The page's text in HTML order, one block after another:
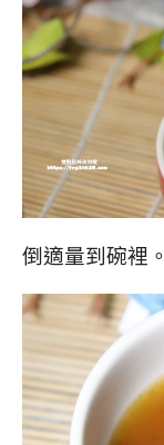
倒適量到碗裡。